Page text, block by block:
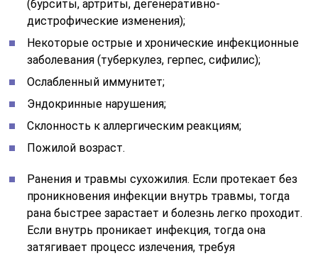
(бурситы, артриты, дегенеративно-
дистрофические изменения);
Некоторые острые и хронические инфекционные
заболевания (туберкулез, герпес, сифилис);
Ослабленный иммунитет;
Эндокринные нарушения;
Склонность к аллергическим реакциям;
Пожилой возраст.
Ранения и травмы сухожилия. Если протекает без
проникновения инфекции внутрь травмы, тогда
рана быстрее зарастает и болезнь легко проходит.
Если внутрь проникает инфекция, тогда она
затягивает процесс излечения, требуя